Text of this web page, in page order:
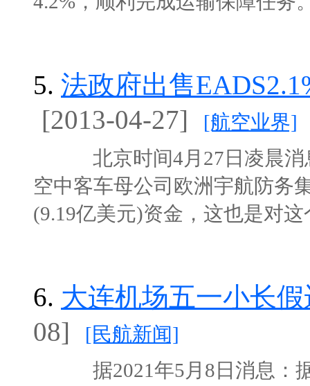
5. 法政府出售
[2013-04-27]
[航空业界]
北京时间4月27日凌晨消息
空中客车母公司欧洲宇航防务
(9.19亿美元)资金，这也是对这
6. 大连机场五一小长
08]
[民航新闻]
据2021年5月8日消息：据